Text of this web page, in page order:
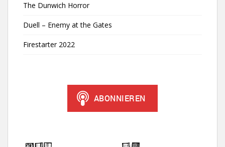
The Dunwich Horror
Duell – Enemy at the Gates
Firestarter 2022